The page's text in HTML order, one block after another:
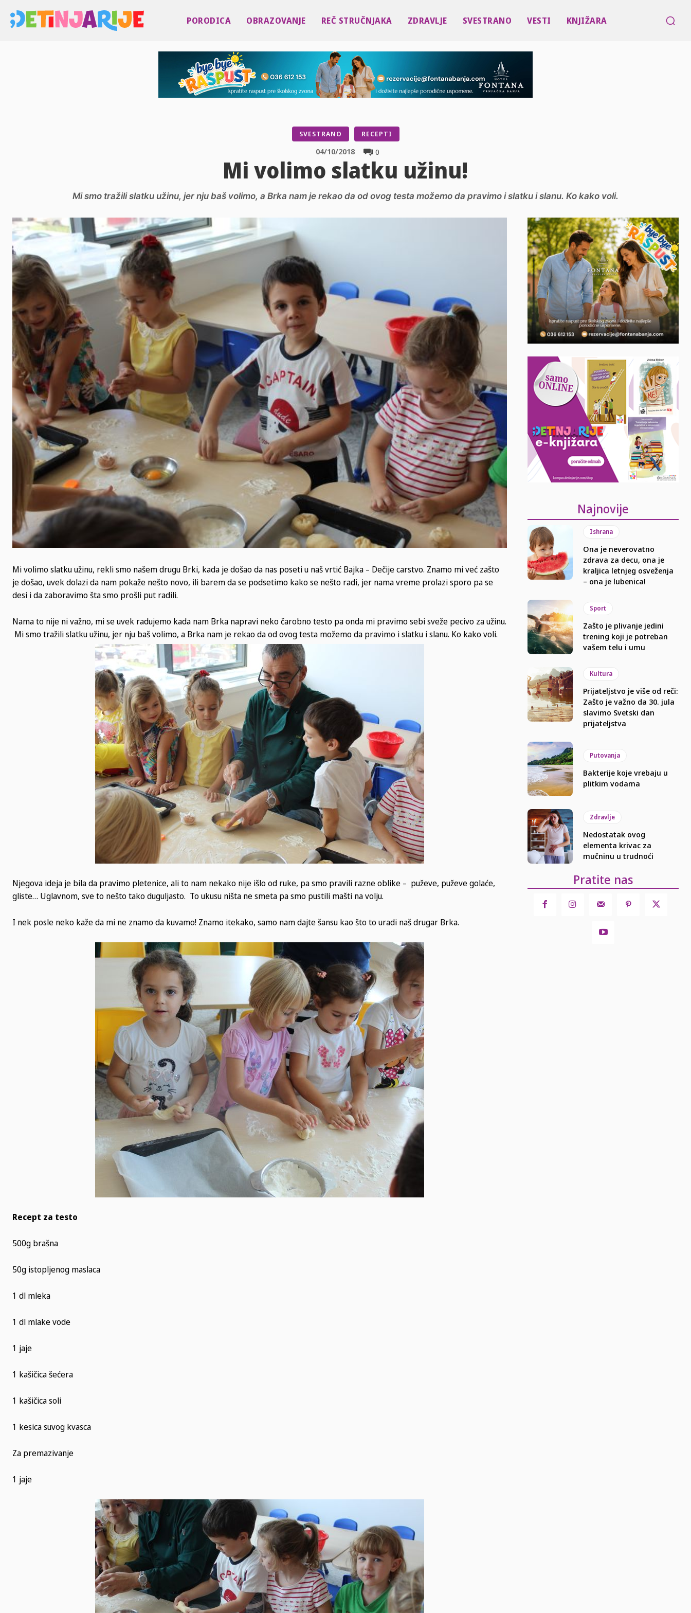
PORODICA OBRAZOVANJE REČ STRUČNJAKA ZDRAVLJE SVESTRANO VESTI KNJIŽARA
SVESTRANO RECEPTI
0
04/10/2018
Mi volimo slatku užinu!
Mi smo tražili slatku užinu, jer nju baš volimo, a Brka nam je rekao da od ovog testa možemo da pravimo i slatku i slanu. Ko kako voli.
Mi volimo slatku užinu, rekli smo našem drugu Brki, kada je došao da nas poseti u naš vrtić Bajka – Dečije carstvo. Znamo mi već zašto
je došao, uvek dolazi da nam pokaže nešto novo, ili barem da se podsetimo kako se nešto radi, jer nama vreme prolazi sporo pa se
desi i da zaboravimo šta smo prošli put radili.
Nama to nije ni važno, mi se uvek radujemo kada nam Brka napravi neko čarobno testo pa onda mi pravimo sebi sveže pecivo za užinu.
Mi smo tražili slatku užinu, jer nju baš volimo, a Brka nam je rekao da od ovog testa možemo da pravimo i slatku i slanu. Ko kako voli.
Njegova ideja je bila da pravimo pletenice, ali to nam nekako nije išlo od ruke, pa smo pravili razne oblike – puževe, puževe golaće,
gliste… Uglavnom, sve to nešto tako duguljasto. To ukusu ništa ne smeta pa smo pustili mašti na volju.
I nek posle neko kaže da mi ne znamo da kuvamo! Znamo itekako, samo nam dajte šansu kao što to uradi naš drugar Brka.
Recept za testo
500g brašna
50g istopljenog maslaca
1 dl mleka
1 dl mlake vode
1 jaje
1 kašičica šećera
1 kašičica soli
1 kesica suvog kvasca
Za premazivanje
1 jaje
Najnovije
Ishrana
Ona je neverovatno
zdrava za decu, ona je
kraljica letnjeg osveženja
– ona je lubenica!
Sport
Zašto je plivanje jedini
trening koji je potreban
vašem telu i umu
Kultura
Prijateljstvo je više od reči:
Zašto je važno da 30. jula
slavimo Svetski dan
prijateljstva
Putovanja
Bakterije koje vrebaju u
plitkim vodama
Zdravlje
Nedostatak ovog
elementa krivac za
mučninu u trudnoći
Pratite nas